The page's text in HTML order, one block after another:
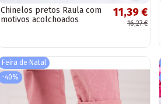
Chinelos pretos Raula com
motivos acolchoados
11,39 €
16,27 €
Feira de Natal
-40%